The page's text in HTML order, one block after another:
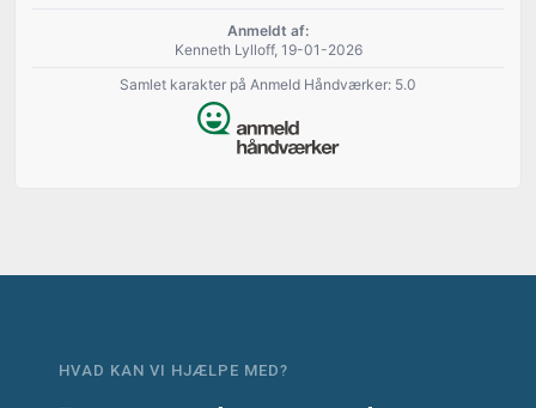
Anmeldt af:
Kenneth Lylloff, 19-01-2026
Samlet karakter på Anmeld Håndværker: 5.0
HVAD KAN VI HJÆLPE MED?